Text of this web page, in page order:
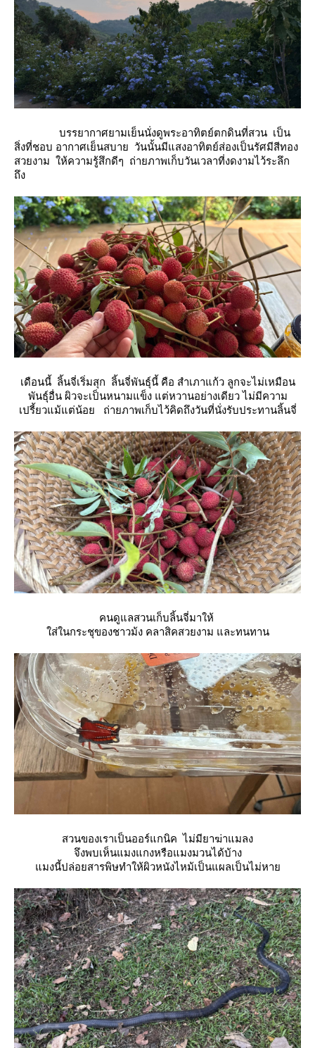
บรรยากาศยามเย็นนั่งดูพระอาทิตย์ตกดินที่สวน เป็น
สิ่งที่ชอบ อากาศเย็นสบาย วันนั้นมีแสงอาทิตย์ส่องเป็นรัศมีสีทอง
สวยงาม ให้ความรู้สึกดีๆ ถ่ายภาพเก็บวันเวลาที่งดงามไว้ระลึก
ถึง
เดือนนี้ ลิ้นจี่เริ่มสุก ลิ้นจี่พันธุ์นี้ คือ สำเภาแก้ว ลูกจะไม่เหมือน
พันธุ์อื่น ผิวจะเป็นหนามแข็ง แต่หวานอย่างเดียว ไม่มีความ
เปรี้ยวแม้แต่น้อย ถ่ายภาพเก็บไว้คิดถึงวันที่นั่งรับประทานลิ้นจี่
คนดูแลสวนเก็บลิ้นจี่มาให้
ส่ในกระชุของชาวม้ง คลาสิคสวยงาม และทนทาน
สวนของเราเป็นออร์แกนิค ไม่มียาฆ่าแมลง
จึงพบเห็นแมงแกงหรือแมงมวนได้บ้าง
มงนี้ปล่อยสารพิษทำให้ผิวหนังไหม้เป็นแผลเป็นไม่หา